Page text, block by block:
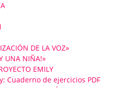
DE LA VOZ»
UNA NIÑA!»
EMILY
Cuaderno de ejercicios PDF